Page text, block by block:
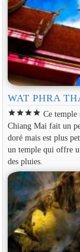
WAT PHRA
starstarstarstar Ce
Chiang Mai fait un
doré mais est plus
un temple qui offre
des pluies.